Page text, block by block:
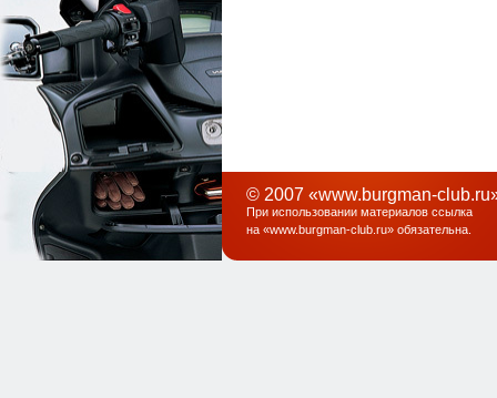
© 2007 «www.burgman-
При использовании материалов ссылка
на «www.burgman-club.ru» обязательна